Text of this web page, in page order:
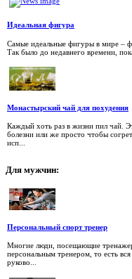
Идеальная фигура
Самые идеальные фигуры в мире –
Так было до недавнего времени,
Монастырский чай для похудения
Каждый хоть раз в жизни пил чай.
болезни или же просто чтобы
исп...
Для мужчин:
Персональный спорт тренер
Многие люди, посещающие
персональным тренером, то есть
руково...